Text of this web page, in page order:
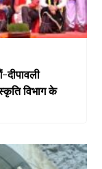
विभाग के